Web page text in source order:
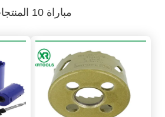
مباراة 10 المنتجات